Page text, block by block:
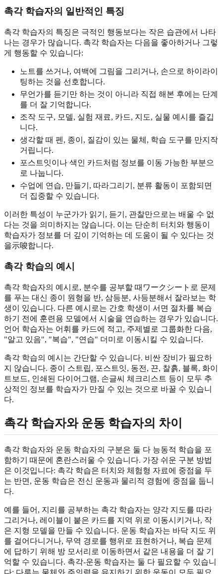
촉각 학습자의 일반적인 특징
촉각 학습자의 특징은 극적인 행동보다는 작은 습관에서 나타
나는 경우가 많습니다. 촉각 학습자는 다음을 좋아하거나 그렇
게 행동할 수 있습니다:
노트를 쓰거나, 여백에 그림을 그리거나, 손으로 하이라이
팅하는 것을 선호합니다.
무언가를 듣기만 하는 것이 아니라 직접 해본 후에는 단계
를 더 잘 기억합니다.
조작 도구, 모델, 실험 재료, 카드, 지도, 실물 예시를 즐깁
니다.
생각할 때 펜, 종이, 질감이 있는 물체, 학습 도구를 만지작
거립니다.
포스트잇이나 색인 카드처럼 정보를 이동 가능한 부분으
로 나눕니다.
수업에 연습, 만들기, 따라그리기, 분류 활동이 포함되면
더 집중할 수 있습니다.
이러한 특성이 누군가가 읽기, 듣기, 관찰만으로는 배울 수 없
다는 것을 의미하지는 않습니다. 이는 단순히 터치와 행동이
학습자가 정보를 더 깊이 기억하는 데 도움이 될 수 있다는 것
을示唆합니다.
촉각 학습의 예시
촉각 학습자의 예시로, 분수를 공부할 때ワークシート로 문제
를 푸는 대신 종이 원형을 반, 삼등분, 사등분해서 잘라보는 학
생이 있습니다. 다른 예시로는 간호 학생이 서면 절차를 복습
하기 전에 훈련용 모델에서 시술을 연습하는 경우가 있습니다.
언어 학습자는 어휘를 카드에 적고, 주제별로 그룹화한 다음,
"알고 있음", "복습", "연습" 더미로 이동시킬 수 있습니다.
촉각 학습의 예시는 간단할 수 있습니다. 비싼 장비가 필요하
지 않습니다. 종이 스트립, 포스트잇, 동전, 끈, 찰흙, 블록, 화이
트보드, 인쇄된 다이어그램, 손글씨 체크리스트 등이 모두 추
상적인 정보를 학습자가 만질 수 있는 것으로 바꿀 수 있습니
다.
촉각 학습자와 운동 학습자의 차이
촉각 학습자와 운동 학습자의 구분은 둘 다 능동적 학습을 포
함하기 때문에 혼란스러울 수 있습니다. 가장 쉬운 구분 방법
은 이것입니다: 촉각 학습은 터치와 체험형 자료에 중점을 두
는 반면, 운동 학습은 전신 운동과 물리적 경험에 중점을 둡니
다.
예를 들어, 지리를 공부하는 촉각 학습자는 양각 지도를 따라
그리거나, 레이블이 붙은 카드를 지역 위로 이동시키거나, 작
은 지형 모델을 만들 수 있습니다. 운동 학습자는 바닥 지도 위
를 걸어다니거나, 무역 경로를 행위로 표현하거나, 복습 문제
에 답하기 위해 방 모서리로 이동하면서 같은 내용을 더 잘 기
억할 수 있습니다. 촉각-운동 학습자는 둘 다 필요할 수 있습니